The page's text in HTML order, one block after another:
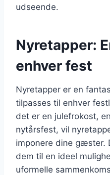
udseende.
Nyretapper:
enhver fest
Nyretapper er en
tilpasses til enhver
det er en julefrokost,
nytårsfest, vil
imponere dine gæster.
dem til en ideel
uformelle